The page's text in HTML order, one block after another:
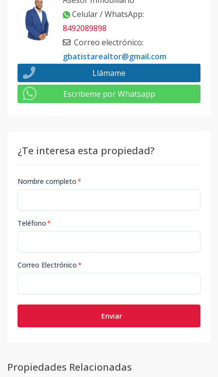
Celular / WhatsApp:
8492089898
Correo electrónico:
gbatistarealtor@gmail.com
Llámame
Escribeme por Whatsapp
¿Te interesa esta propiedad?
Nombre completo*
Teléfono*
Correo Electrónico*
Enviar
Propiedades Relacionadas